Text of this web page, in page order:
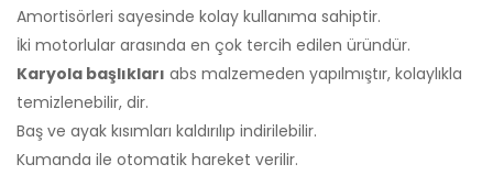
Amortisörleri sayesinde kolay kullanıma sahiptir.
İki motorlular arasında en çok tercih edilen üründür.
Karyola başlıkları abs malzemeden yapılmıştır, kolaylıkla
temizlenebilir, dir.
Baş ve ayak kısımları kaldırılıp indirilebilir.
Kumanda ile otomatik hareket verilir.